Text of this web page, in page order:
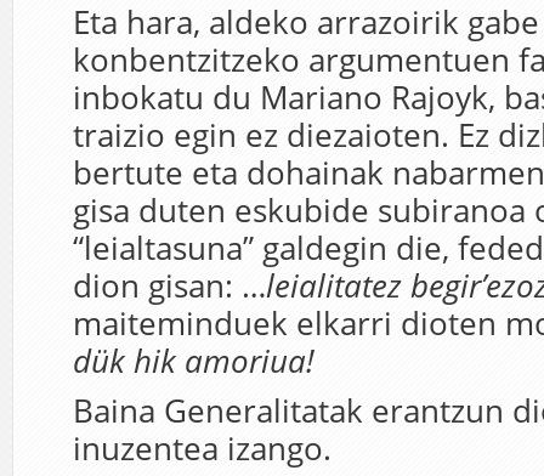
Eta hara, aldeko arrazoirik
konbentzitzeko argumentuen
inbokatu du Mariano Rajoyk,
traizio egin ez diezaioten. Ez
bertute eta dohainak
gisa duten eskubide subiranoa
“leialtasuna” galdegin die,
dion gisan: …leialitatez
maiteminduek elkarri dioten
dük hik amoriua!
Baina Generalitatak erantzun
inuzentea izango.